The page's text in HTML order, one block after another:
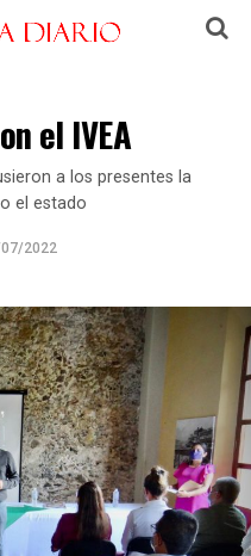
el IVEA
a los presentes la
el estado
2022